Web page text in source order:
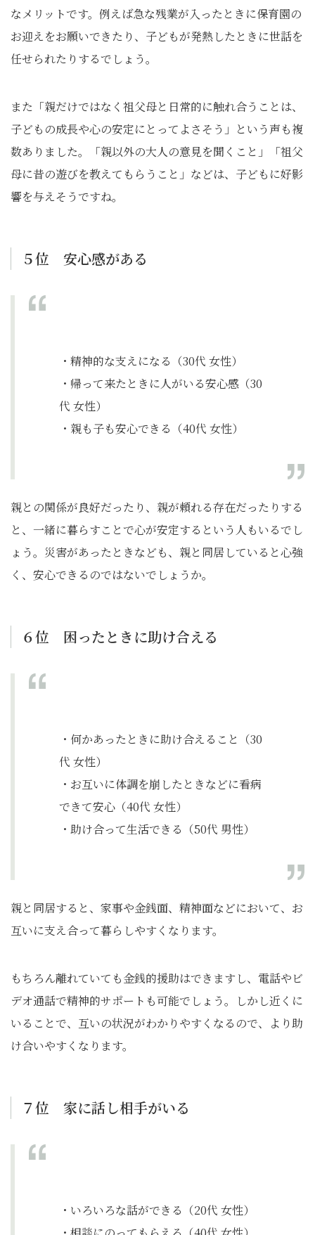
なメリットです。例えば急な残業が入ったときに保育園の
お迎えをお願いできたり、子どもが発熱したときに世話を
任せられたりするでしょう。
また「親だけではなく祖父母と日常的に触れ合うことは、
子どもの成長や心の安定にとってよさそう」という声も複
数ありました。「親以外の大人の意見を聞くこと」「祖父
母に昔の遊びを教えてもらうこと」などは、子どもに好影
響を与えそうですね。
５位 安心感がある
・精神的な支えになる（30代 女性）
・帰って来たときに人がいる安心感（30
代 女性）
・親も子も安心できる（40代 女性）
親との関係が良好だったり、親が頼れる存在だったりする
と、一緒に暮らすことで心が安定するという人もいるでし
ょう。災害があったときなども、親と同居していると心強
く、安心できるのではないでしょうか。
６位 困ったときに助け合える
・何かあったときに助け合えること（30
代 女性）
・お互いに体調を崩したときなどに看病
できて安心（40代 女性）
・助け合って生活できる（50代 男性）
親と同居すると、家事や金銭面、精神面などにおいて、お
互いに支え合って暮らしやすくなります。
もちろん離れていても金銭的援助はできますし、電話やビ
デオ通話で精神的サポートも可能でしょう。しかし近くに
いることで、互いの状況がわかりやすくなるので、より助
け合いやすくなります。
７位 家に話し相手がいる
・いろいろな話ができる（20代 女性）